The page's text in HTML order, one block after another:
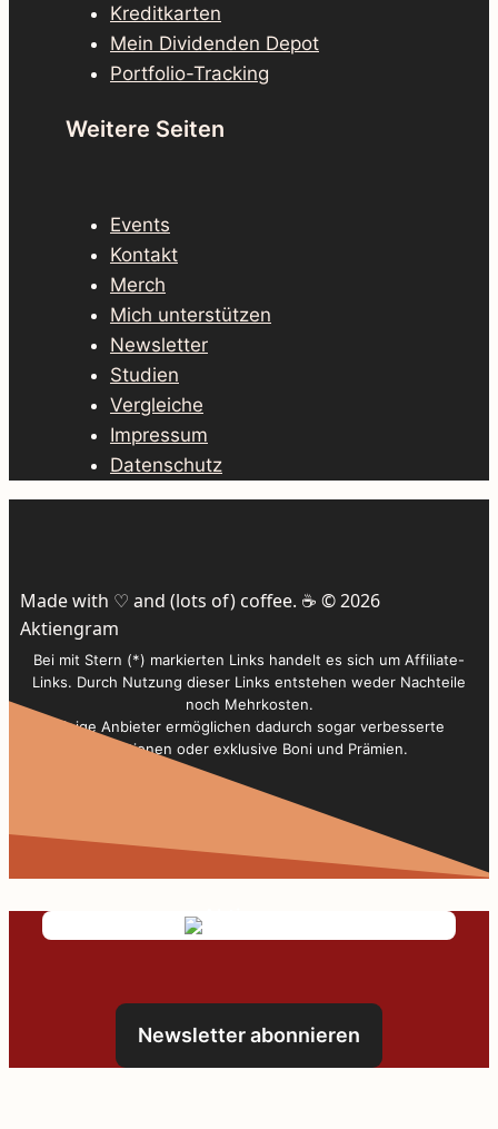
Kreditkarten
Mein Dividenden Depot
Portfolio-Tracking
Weitere Seiten
Events
Kontakt
Merch
Mich unterstützen
Newsletter
Studien
Vergleiche
Impressum
Datenschutz
Made with ♡ and (lots of) coffee. ☕️ © 2026
Aktiengram
Bei mit Stern (*) markierten Links handelt es sich um Affiliate-
Links. Durch Nutzung dieser Links entstehen weder Nachteile
noch Mehrkosten.
Einige Anbieter ermöglichen dadurch sogar verbesserte
Konditionen oder exklusive Boni und Prämien.
Newsletter abonnieren